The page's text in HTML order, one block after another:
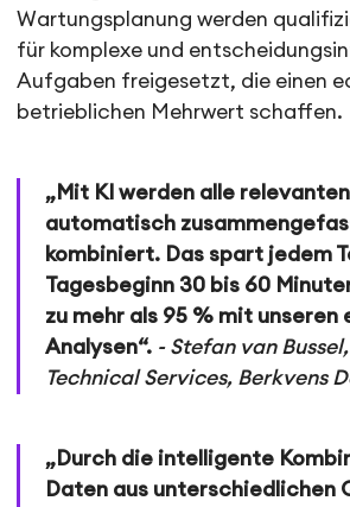
Wartungsplanung werden
für komplexe und
Aufgaben freigesetzt, die einen
betrieblichen Mehrwert schaffen.
„Mit KI werden alle
automatisch
kombiniert. Das spart jedem
Tagesbeginn 30 bis 60
zu mehr als 95 % mit unseren
Analysen“. - Stefan van
Technical Services, Berkvens
„Durch die intelligente
Daten aus unterschiedlichen